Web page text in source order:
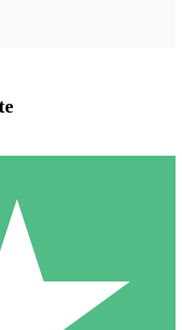
Pakete
Download-Credits. Keine
erforderlich.